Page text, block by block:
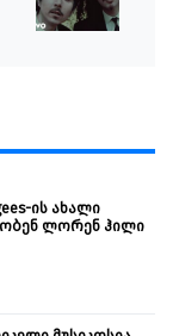
ის ახალი
ლორენ ჰილი